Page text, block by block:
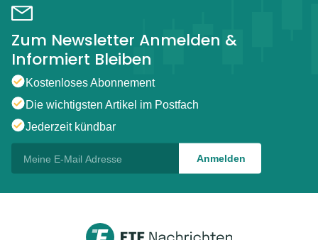
Zum Newsletter Anmelden &
Informiert Bleiben
Kostenloses Abonnement
Die wichtigsten Artikel im Postfach
Jederzeit kündbar